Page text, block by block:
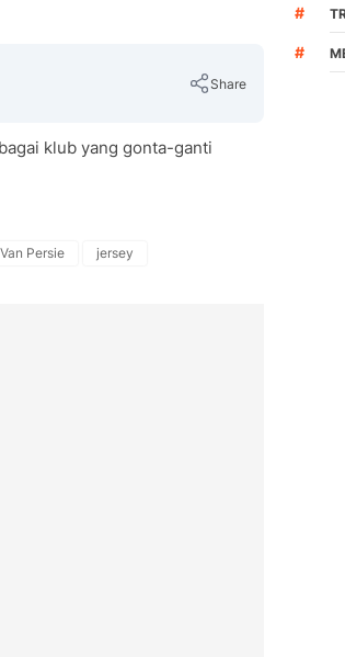
Share
klub yang gonta-ganti
Van Persie jersey
#
#